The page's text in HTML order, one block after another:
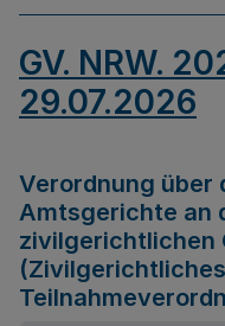
GV. NRW.
29.07.2026
Verordnung über
Amtsgerichte an
zivilgerichtlichen